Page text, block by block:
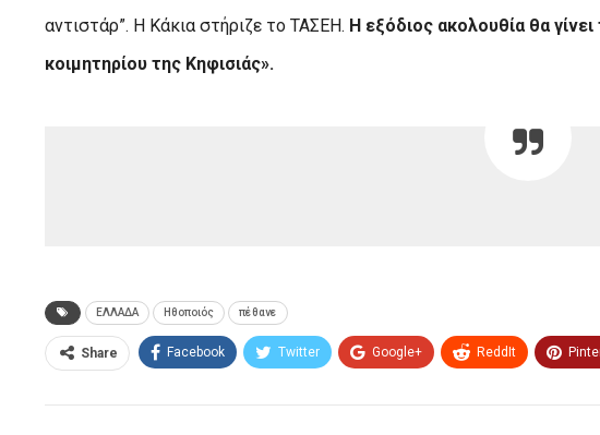
αντιστάρ”. Η Κάκια στήριζε το ΤΑΣΕΗ. Η εξόδιος ακολουθία θα
κοιμητηρίου της Κηφισιάς».
ΕΛΛΑΔΑ Ηθοποιός πέθανε
Share Facebook Twitter Google+ ReddIt